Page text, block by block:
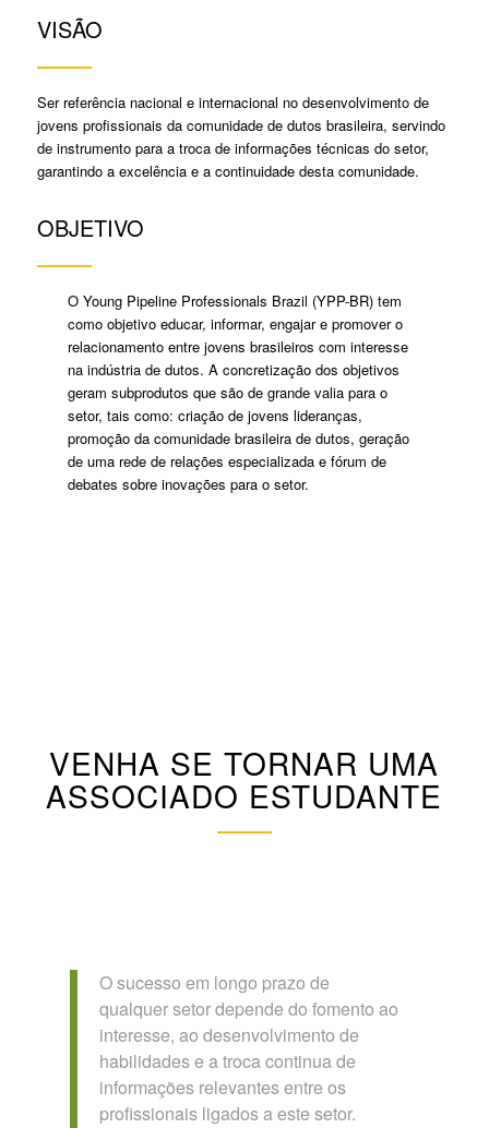
VISÃO
Ser referência nacional e internacional no desenvolvimento de
jovens profissionais da comunidade de dutos brasileira, servindo
de instrumento para a troca de informações técnicas do setor,
garantindo a excelência e a continuidade desta comunidade.
OBJETIVO
O Young Pipeline Professionals Brazil (YPP-BR) tem
como objetivo educar, informar, engajar e promover o
relacionamento entre jovens brasileiros com interesse
na indústria de dutos. A concretização dos objetivos
geram subprodutos que são de grande valia para o
setor, tais como: criação de jovens lideranças,
promoção da comunidade brasileira de dutos, geração
de uma rede de relações especializada e fórum de
debates sobre inovações para o setor.
VENHA SE TORNAR UMA
ASSOCIADO ESTUDANTE
O sucesso em longo prazo de
qualquer setor depende do fomento ao
interesse, ao desenvolvimento de
habilidades e a troca continua de
informações relevantes entre os
profissionais ligados a este setor.